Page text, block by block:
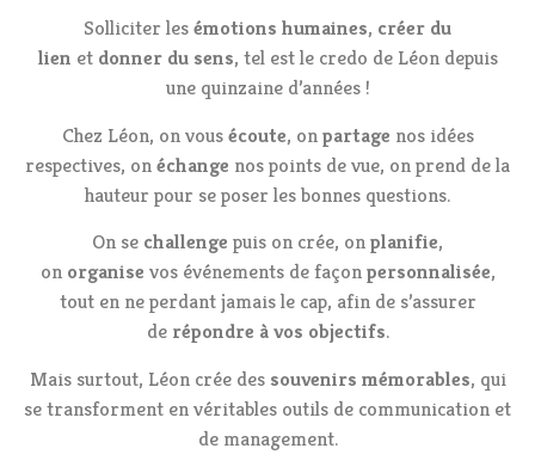
Solliciter lesémotions humaines, créer du
lien et donner du sens, tel est le credo de Léon depuis
une quinzaine d’années !
Chez Léon, on vousécoute, onpartage nos idées
respectives, onéchange nos points de vue, on prend de la
hauteur pour se poser les bonnes questions.
On se challenge puis on crée, onplanifie,
on organise vos événements de façonpersonnalisée,
tout en ne perdant jamais le cap, afin de s’assurer
de répondre à vos objectifs.
Mais surtout, Léon crée des souvenirs mémorables, qui
se transforment en véritables outils de communication et
de management.